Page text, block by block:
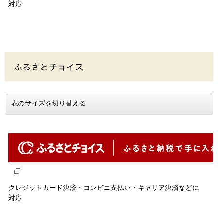
対応
ふるさとチョイス
表のサイズを切り替える
クレジットカード決済・コンビニ支払い・キャリア決済などに
対応